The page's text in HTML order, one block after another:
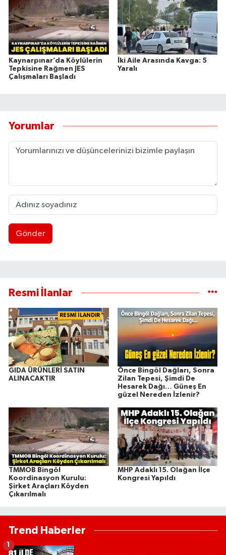
Kaynarpınar’da Köylülerin
Tepkisine Rağmen JES
Çalışmaları Başladı
İki Aile Arasında Kavga: 5
Yaralı
Yorumlar
Gönder
Resmi İlanlar
RESMİ İLANDIR
GIDA ÜRÜNLERİ SATIN
ALINACAKTIR
Önce Bingöl Dağları, Sonra
Zilan Tepesi, Şimdi De
Hesarek Dağı… Güneş En
güzel Nereden İzlenir?
TMMOB Bingöl
Koordinasyon Kurulu:
Şirket Araçları Köyden
Çıkarılmalı
MHP Adaklı 15. Olağan İlçe
Kongresi Yapıldı
Trend Haberler